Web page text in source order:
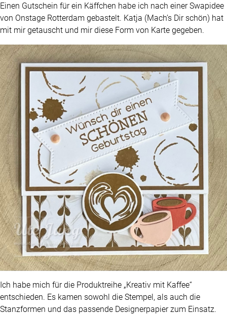
Einen Gutschein für ein Käffchen habe ich nach einer Swapidee
von Onstage Rotterdam gebastelt. Katja (Mach’s Dir schön) hat
mit mir getauscht und mir diese Form von Karte gegeben.
Ich habe mich für die Produktreihe „Kreativ mit Kaffee“
entschieden. Es kamen sowohl die Stempel, als auch die
Stanzformen und das passende Designerpapier zum Einsatz.